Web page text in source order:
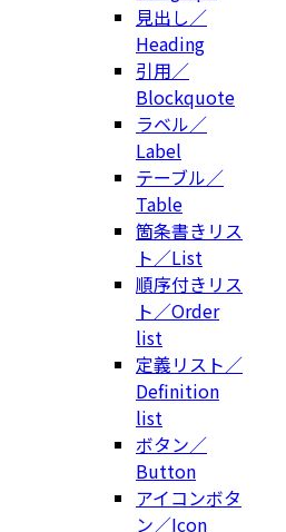
見出し／
Heading
引用／
Blockquote
ラベル／
Label
テーブル／
Table
箇条書きリス
ト／List
順序付きリス
ト／Order
list
定義リスト／
Definition
list
ボタン／
Button
アイコンボタ
ン／Icon